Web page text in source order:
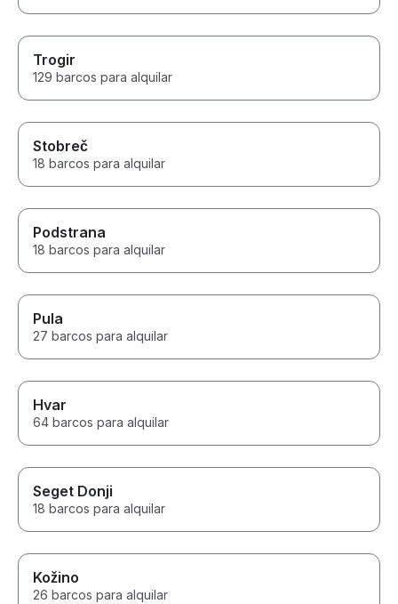
Trogir
129 barcos para alquilar
Stobreč
18 barcos para alquilar
Podstrana
18 barcos para alquilar
Pula
27 barcos para alquilar
Hvar
64 barcos para alquilar
Seget Donji
18 barcos para alquilar
Kožino
26 barcos para alquilar